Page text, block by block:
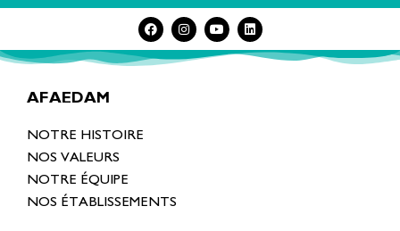
AFAEDAM
NOTRE HISTOIRE
NOS VALEURS
NOTRE ÉQUIPE
NOS ÉTABLISSEMENTS